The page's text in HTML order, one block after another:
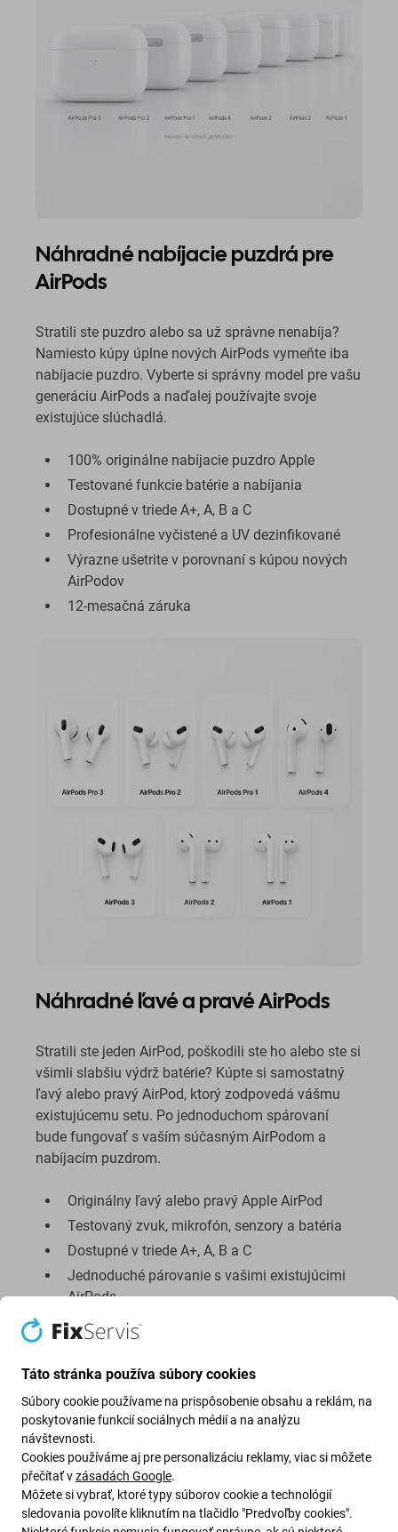
Náhradné nabíjacie puzdrá pre
AirPods
Stratili ste puzdro alebo sa už správne nenabíja?
Namiesto kúpy úplne nových AirPods vymeňte iba
nabíjacie puzdro. Vyberte si správny model pre vašu
generáciu AirPods a naďalej používajte svoje
existujúce slúchadlá.
100% originálne nabíjacie puzdro Apple
Testované funkcie batérie a nabíjania
Dostupné v triede A+, A, B a C
Profesionálne vyčistené a UV dezinfikované
Výrazne ušetrite v porovnaní s kúpou nových
AirPodov
12-mesačná záruka
Náhradné ľavé a pravé AirPods
Stratili ste jeden AirPod, poškodili ste ho alebo ste si
všimli slabšiu výdrž batérie? Kúpte si samostatný
ľavý alebo pravý AirPod, ktorý zodpovedá vášmu
existujúcemu setu. Po jednoduchom spárovaní
bude fungovať s vaším súčasným AirPodom a
nabíjacím puzdrom.
Originálny ľavý alebo pravý Apple AirPod
Testovaný zvuk, mikrofón, senzory a batéria
Dostupné v triede A+, A, B a C
Jednoduché párovanie s vašimi existujúcimi
AirPods
Ušetrite približne 50 – 70 % v porovnaní s
novou sadou
12-mesačná záruka na každý stupeň
Táto stránka používa súbory cookies
Súbory cookie používame na prispôsobenie obsahu a reklám, na
poskytovanie funkcií sociálnych médií a na analýzu
návštevnosti.
Cookies používáme aj pre personalizáciu reklamy, viac si môžete
přečítať vzásadách Google.
Môžete si vybrať, ktoré typy súborov cookie a technológií
sledovania povolíte kliknutím na tlačidlo "Predvoľby cookies".